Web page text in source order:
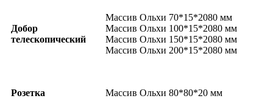
Добор
телескопический
Массив Ольхи 70*15*2080 мм
Массив Ольхи 100*15*2080 мм
Массив Ольхи 150*15*2080 мм
Массив Ольхи 200*15*2080 мм
Розетка Массив Ольхи 80*80*20 мм